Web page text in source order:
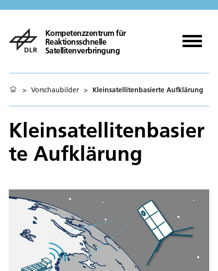
Kompetenzzentrum für
Reaktionsschnelle
Satellitenverbringung
> Vorschaubilder > Kleinsatellitenbasierte Aufklärung
Kleinsatellitenbasier
te Aufklärung